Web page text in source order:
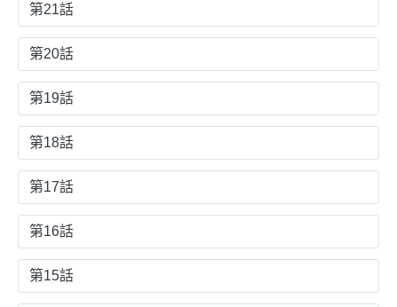
第21話
第20話
第19話
第18話
第17話
第16話
第15話